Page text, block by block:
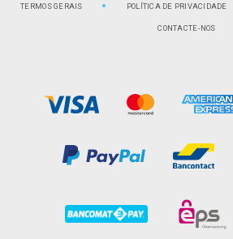
TERMOS GERAIS POLÍTICA DE PRIVACIDADE
CONTACTE-NOS